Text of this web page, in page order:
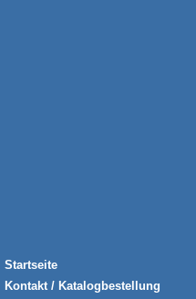
Startseite
Kontakt / Katalogbestellung